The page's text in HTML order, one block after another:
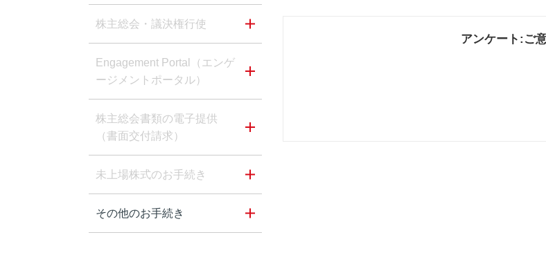
株主総会・議決権行使
Engagement Portal（エンゲ
ージメントポータル）
株主総会書類の電子提供
（書面交付請求）
未上場株式のお手続き
その他のお手続き
アンケート:ご